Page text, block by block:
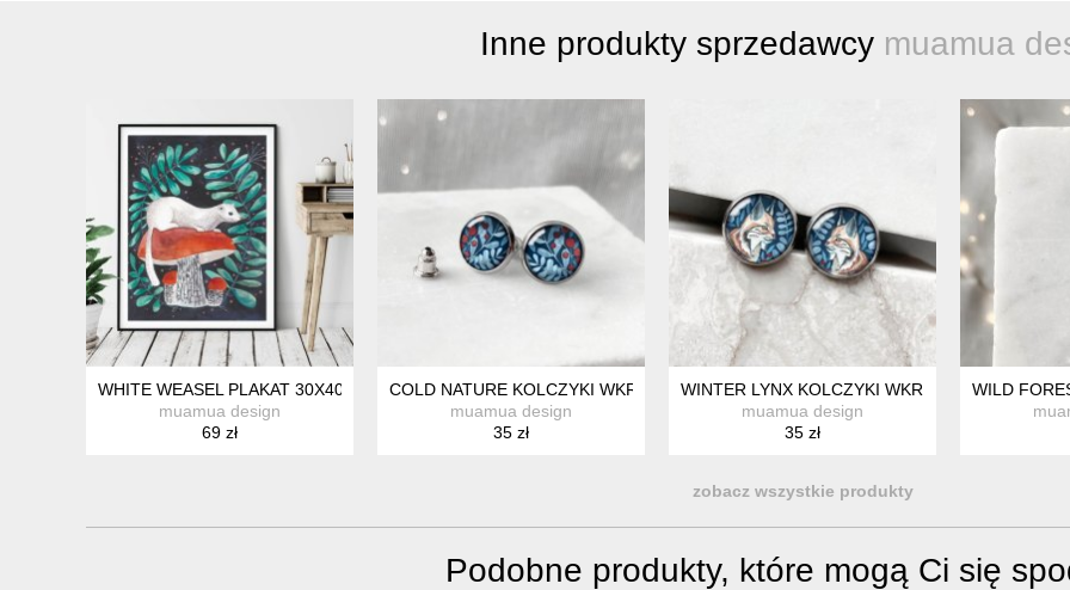
Inne produkty sprzedawcy muamua
WHITE WEASEL PLAKAT 30X40
muamua design
69 zł
COLD NATURE KOLCZYKI WKRĘTKI NA DZIEŃ KOBIET
muamua design
35 zł
WINTER LYNX KOLCZYKI WKRĘTKI DLA
muamua design
35 zł
WILD
zobacz wszystkie produkty
Podobne produkty, które mogą Ci się